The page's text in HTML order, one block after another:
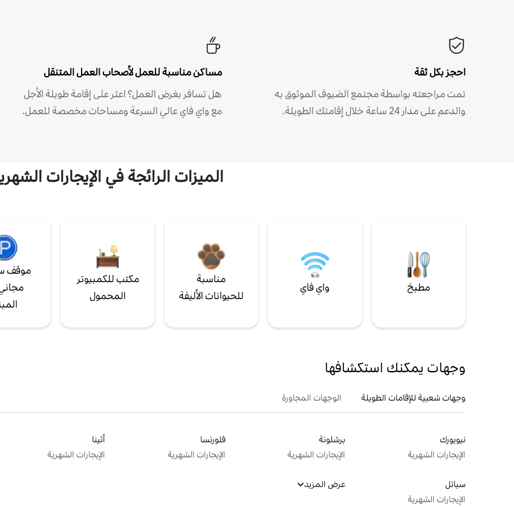
احجز بكل ثقة
تمت مراجعته بواسطة مجتمع الضيوف الموثوق به
والدعم على مدار 24 ساعة خلال إقامتك الطويلة.
مساكن مناسبة للعمل لأصحاب العمل المتنقل
هل تسافر بغرض العمل؟ اعثر على إقامة طويلة الأجل
مع واي فاي عالي السرعة ومساحات مخصصة للعمل.
الميزات الرائجة في الإيجارات
مطبخ واي فاي
مناسبة
للحيوانات الأليفة
مكتب للكمبيوتر
المحمول
موقف
وجهات يمكنك استكشافها
وجهات شعبية للإقامات الطويلة الوجهات المجاورة
نيويورك
الإيجارات الشهرية
برشلونة
الإيجارات الشهرية
فلورنسا
الإيجارات الشهرية
أثينا
الإيجارات الشهرية
سياتل
الإيجارات الشهرية
عرض المزيد